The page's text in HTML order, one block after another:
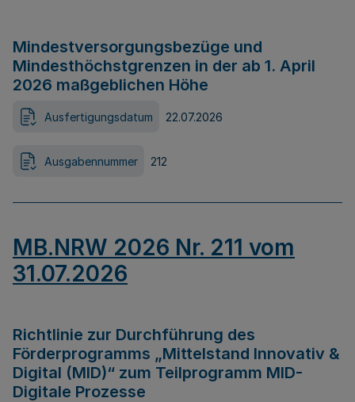
Mindestversorgungsbezüge und
Mindesthöchstgrenzen in der ab 1. April
2026 maßgeblichen Höhe
Ausfertigungsdatum 22.07.2026
Ausgabennummer 212
MB.NRW 2026 Nr. 211 vom
31.07.2026
Richtlinie zur Durchführung des
Förderprogramms „Mittelstand Innovativ &
Digital (MID)“ zum Teilprogramm MID-
Digitale Prozesse